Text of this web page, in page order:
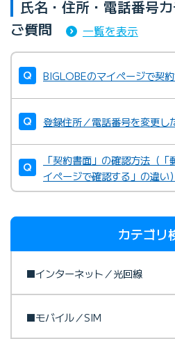
氏名・住所・電話番号
ご質問
一覧を表示
BIGLOBEのマイページで契
登録住所／電話番号を変更し
「契約書面」の確認方法（
イページで確認する」の違い）
カテゴリ
■インターネット／光回線
■モバイル／SIM